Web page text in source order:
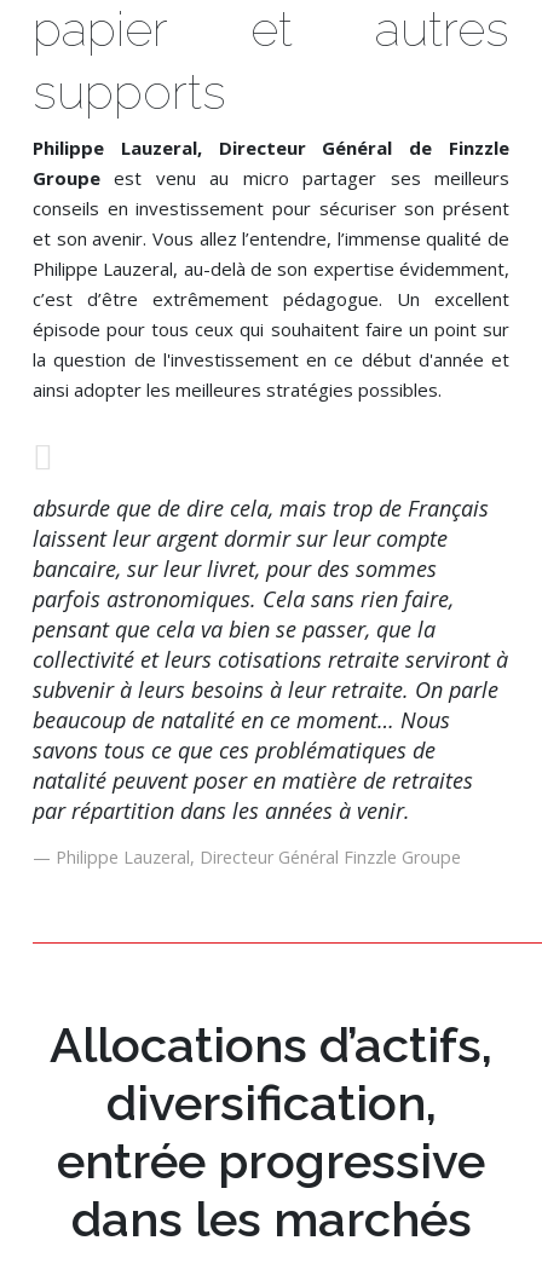
papier et autres
supports
Philippe Lauzeral, Directeur Général de Finzzle
Groupe est venu au micro partager ses meilleurs
conseils en investissement pour sécuriser son présent
et son avenir. Vous allez l’entendre, l’immense qualité de
Philippe Lauzeral, au-delà de son expertise évidemment,
c’est d’être extrêmement pédagogue. Un excellent
épisode pour tous ceux qui souhaitent faire un point sur
la question de l'investissement en ce début d'année et
ainsi adopter les meilleures stratégies possibles.
absurde que de dire cela, mais trop de Français
laissent leur argent dormir sur leur compte
bancaire, sur leur livret, pour des sommes
parfois astronomiques. Cela sans rien faire,
pensant que cela va bien se passer, que la
collectivité et leurs cotisations retraite serviront à
subvenir à leurs besoins à leur retraite. On parle
beaucoup de natalité en ce moment… Nous
savons tous ce que ces problématiques de
natalité peuvent poser en matière de retraites
par répartition dans les années à venir.
Philippe Lauzeral, Directeur Général Finzzle Groupe
Allocations d’actifs,
diversification,
entrée progressive
dans les marchés